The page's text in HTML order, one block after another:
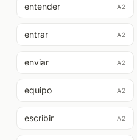
entender A2
entrar A2
enviar A2
equipo A2
escribir A2